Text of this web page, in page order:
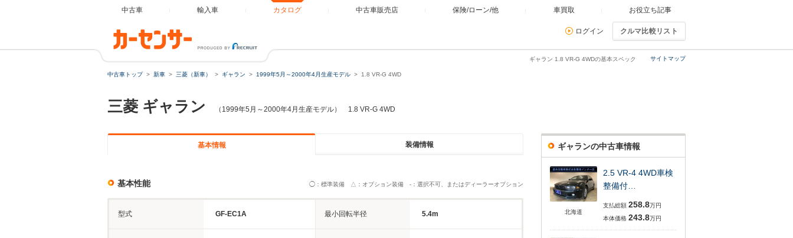
中古車 輸入車 カタログ 中古車販売店 保険/ローン/他 車買取 お役立ち記事
ログイン クルマ比較リスト
サイトマップ
ギャラン 1.8 VR-G 4WDの基本スペック
中古車トップ 新車 三菱（新車） ギャラン 1999年5月～2000年4月生産モデル 1.8 VR-G 4WD
三菱 ギャラン （1999年5月～2000年4月生産モデル） 1.8 VR-G 4WD
基本情報 装備情報
基本性能 ◯：標準装備 △：オプション装備 -：選択不可、またはディーラーオプション
型式 GF-EC1A 最小回転半径 5.4m
ギャランの中古車情報
北海道
2.5 VR-4 4WD車検
整備付…
支払総額 258.8万円
本体価格 243.8万円